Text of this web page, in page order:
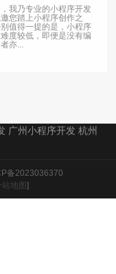
我乃专业的小程序开发
您踏上小程序创作之
值得一提的是，小程序
度较低，即便是没有编
亦...
广州小程序开发 杭州
备2023036370
站地图 ]